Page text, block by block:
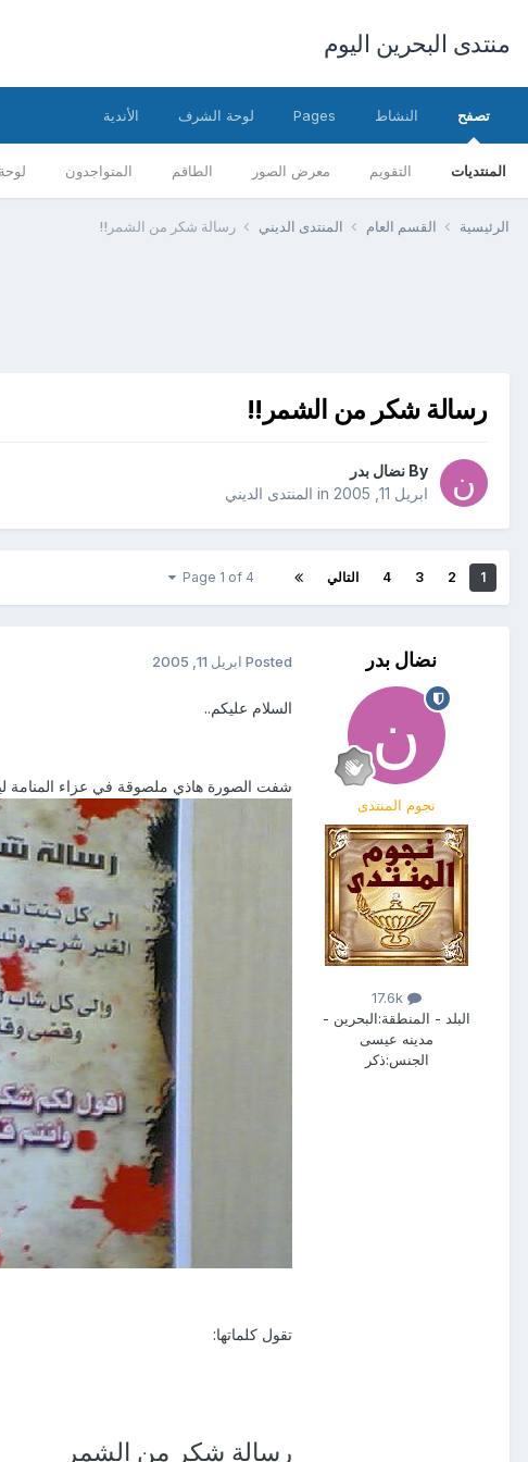
منتدى البحرين اليوم
تصفح
المنتديات التقويم معرض الصور الطاقم المتواجدون
النشاط Pages لوحة الشرف الأندية
الرئيسية القسم العام المنتدى الديني رسالة شكر من الشمر!!
رسالة شكر من الشمر!!
By نضال بدر
ابريل 11, 2005
المنتدى الديني
1
2
3
4 التالي Page 1 of 4
نضال بدر
نجوم المنتدى
البلد - المنطقة:البحرين -
مدينه عيسى
الجنس:ذكر
Posted ابريل 11, 2005
السلام عليكم..
شفت الصورة هاذي ملصوقة في عزاء المنامة
تقول كلماتها:
رسالة شكر من الشمر